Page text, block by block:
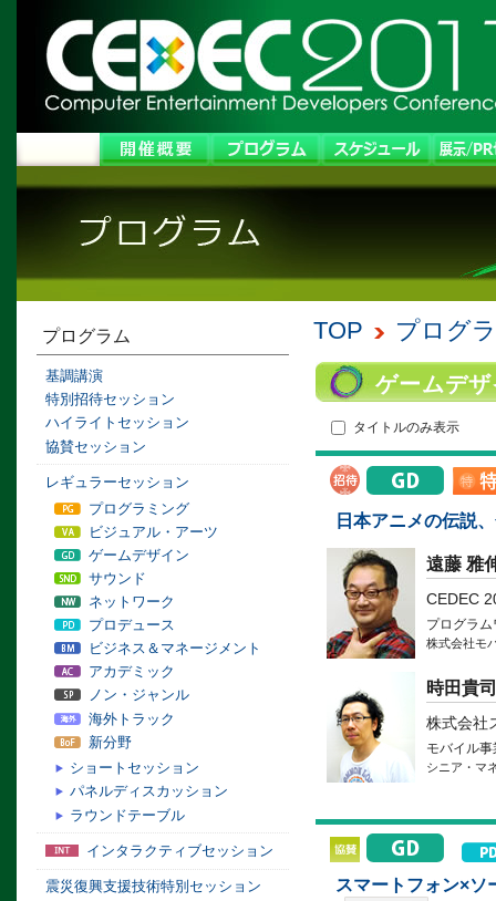
TOP プログ
ゲームデ
タイトルのみ表示
日本アニメの伝説
遠藤 雅
CEDEC
プログラ
株式会社モ
時田貴司
株式会社
モバイル事
シニア・マ
スマートフォン×ソ
プログラム
基調講演
特別招待セッション
ハイライトセッション
協賛セッション
レギュラーセッション
プログラミング
ビジュアル・アーツ
ゲームデザイン
サウンド
ネットワーク
プロデュース
ビジネス＆マネージメント
アカデミック
ノン・ジャンル
海外トラック
新分野
ショートセッション
パネルディスカッション
ラウンドテーブル
インタラクティブセッション
震災復興支援技術特別セッション